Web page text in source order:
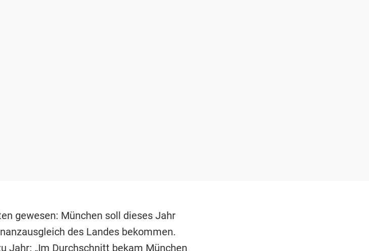
gewesen: München soll dieses Jahr
des Landes bekommen.
Jahr: „Im Durchschnitt bekam München